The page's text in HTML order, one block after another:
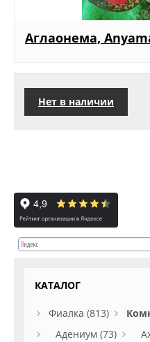
Аглаонема,
Нет в наличии
КАТАЛОГ
Фиалка (813)
Адениум (73)